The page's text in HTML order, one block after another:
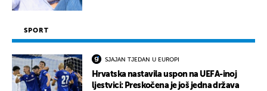
SPORT
SJAJAN TJEDAN U EUROPI
Hrvatska nastavila uspon na UEFA-inoj
ljestvici: Preskočena je još jedna država